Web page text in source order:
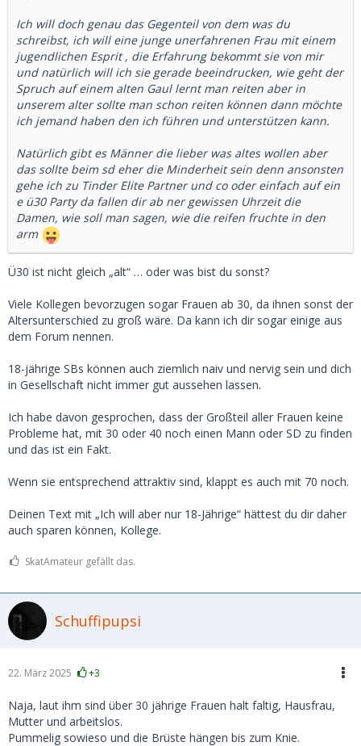
Ich will doch genau das Gegenteil von dem was du
schreibst, ich will eine junge unerfahrenen Frau mit einem
jugendlichen Esprit , die Erfahrung bekommt sie von mir
und natürlich will ich sie gerade beeindrucken, wie geht der
Spruch auf einem alten Gaul lernt man reiten aber in
unserem alter sollte man schon reiten können dann möchte
ich jemand haben den ich führen und unterstützen kann.
Natürlich gibt es Männer die lieber was altes wollen aber
das sollte beim sd eher die Minderheit sein denn ansonsten
gehe ich zu Tinder Elite Partner und co oder einfach auf ein
e ü30 Party da fallen dir ab ner gewissen Uhrzeit die
Damen, wie soll man sagen, wie die reifen fruchte in den
arm
Ü30 ist nicht gleich „alt“ … oder was bist du sonst?
Viele Kollegen bevorzugen sogar Frauen ab 30, da ihnen sonst der
Altersunterschied zu groß wäre. Da kann ich dir sogar einige aus
dem Forum nennen.
18-jährige SBs können auch ziemlich naiv und nervig sein und dich
in Gesellschaft nicht immer gut aussehen lassen.
Ich habe davon gesprochen, dass der Großteil aller Frauen keine
Probleme hat, mit 30 oder 40 noch einen Mann oder SD zu finden
und das ist ein Fakt.
Wenn sie entsprechend attraktiv sind, klappt es auch mit 70 noch.
Deinen Text mit „Ich will aber nur 18-Jährige“ hättest du dir daher
auch sparen können, Kollege.
SkatAmateur gefällt das.
Schuffipupsi
22. März 2025 +3
Naja, laut ihm sind über 30 jährige Frauen halt faltig, Hausfrau,
Mutter und arbeitslos.
Pummelig sowieso und die Brüste hängen bis zum Knie.